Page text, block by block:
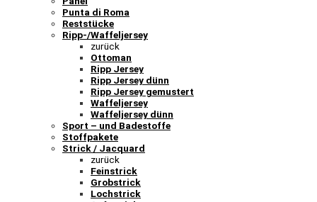
Punta di Roma
Reststücke
Ripp-/Waffeljersey
zurück
Ottoman
Ripp Jersey
Ripp Jersey dünn
Ripp Jersey gemustert
Waffeljersey
Waffeljersey dünn
Sport – und Badestoffe
Stoffpakete
Strick / Jacquard
zurück
Feinstrick
Grobstrick
Lochstrick